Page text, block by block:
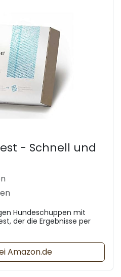
- Schnell und
Hundeschuppen mit
der die Ergebnisse per
Amazon.de